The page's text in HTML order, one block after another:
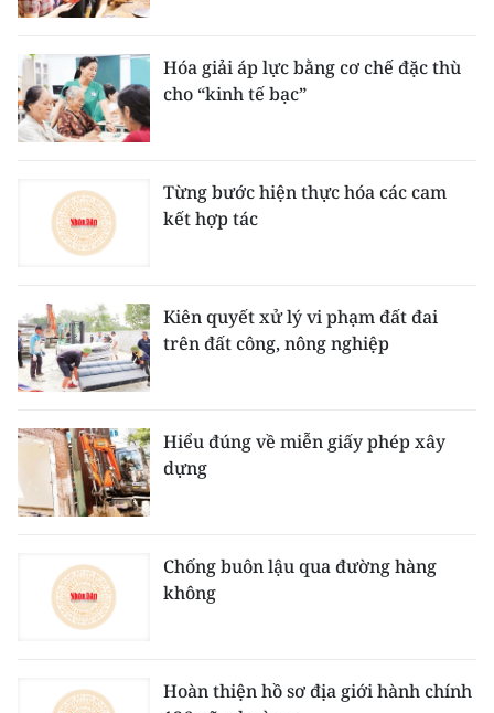
Hóa giải áp lực bằng cơ chế đặc thù
cho “kinh tế bạc”
Từng bước hiện thực hóa các cam
kết hợp tác
Kiên quyết xử lý vi phạm đất đai
trên đất công, nông nghiệp
Hiểu đúng về miễn giấy phép xây
dựng
Chống buôn lậu qua đường hàng
không
Hoàn thiện hồ sơ địa giới hành chính